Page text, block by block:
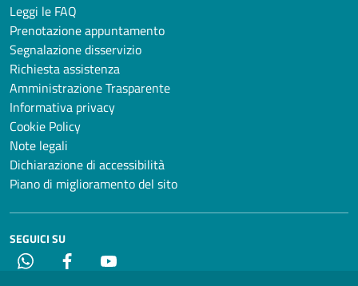
Leggi le FAQ
Prenotazione appuntamento
Segnalazione disservizio
Richiesta assistenza
Amministrazione Trasparente
Informativa privacy
Cookie Policy
Note legali
Dichiarazione di accessibilità
Piano di miglioramento del sito
SEGUICI SU
Whatsapp Facebook